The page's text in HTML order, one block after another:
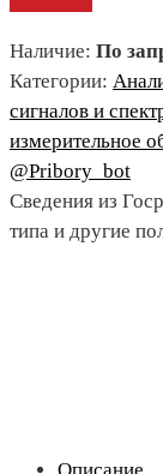
Наличие: По
Категории:
сигналов и
измерительное
@Pribory_bot
Сведения из
типа и другие